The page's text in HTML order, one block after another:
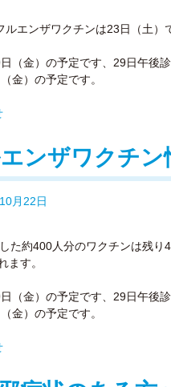
エンザワクチンは23日（土）
（金）の予定です、29日午後
金）の予定です。
ンザワクチン
月22日
た約400人分のワクチンは残
ます。
（金）の予定です、29日午後
金）の予定です。